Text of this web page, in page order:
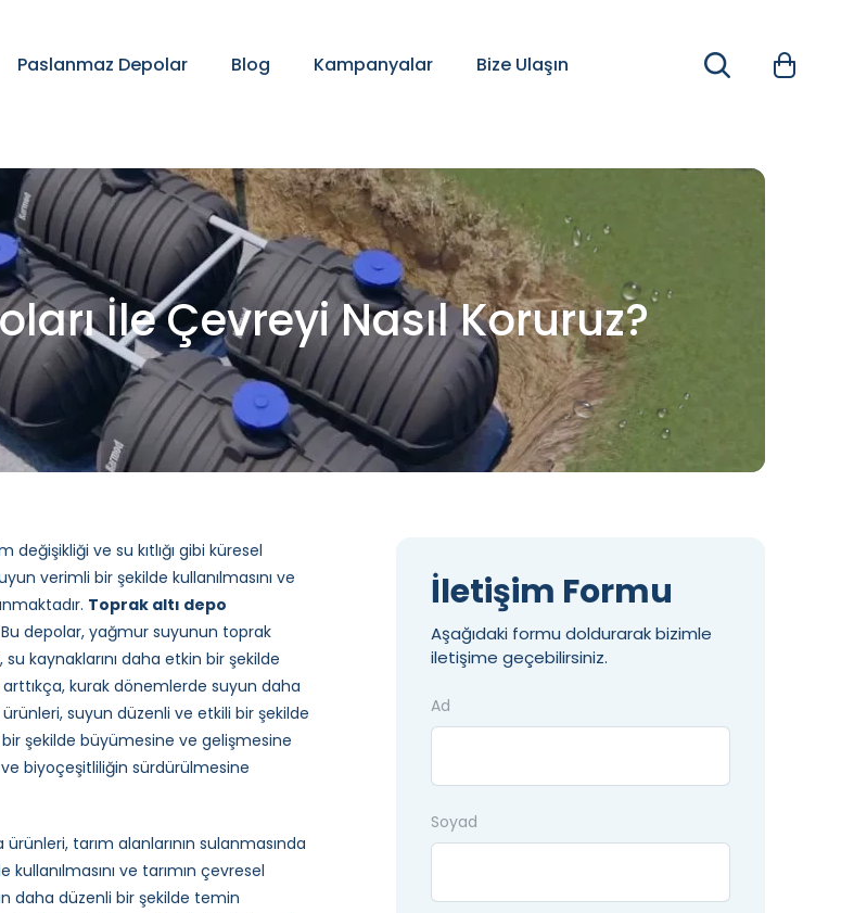
Paslanmaz Depolar Blog Kampanyalar Bize Ulaşın
İle Çevreyi Nasıl Koruruz?
ve su kıtlığı gibi küresel
verimli bir şekilde kullanılmasını ve
Toprak altı depo
Bu depolar, yağmur suyunun toprak
kaynaklarını daha etkin bir şekilde
kurak dönemlerde suyun daha
suyun düzenli ve etkili bir şekilde
bir şekilde büyümesine ve gelişmesine
biyoçeşitliliğin sürdürülmesine
tarım alanlarının sulanmasında
ve tarımın çevresel
daha düzenli bir şekilde temin
İletişim Formu
Aşağıdaki formu doldurarak bizimle
iletişime geçebilirsiniz.
Ad
Soyad